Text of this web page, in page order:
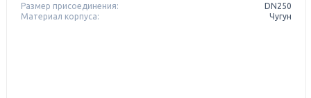
Размер присоединения:
DN250
Материал корпуса:
Чугун